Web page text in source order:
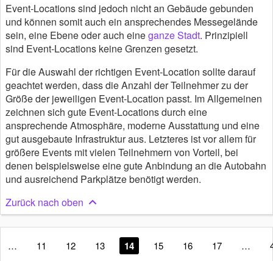
Event-Locations sind jedoch nicht an Gebäude gebunden
und können somit auch ein ansprechendes Messegelände
sein, eine Ebene oder auch eineganze Stadt. Prinzipiell
sind Event-Locations keine Grenzen gesetzt.
Für die Auswahl der richtigen Event-Location sollte darauf
geachtet werden, dass die Anzahl der Teilnehmer zu der
Größe der jeweiligen Event-Location passt. Im Allgemeinen
zeichnen sich gute Event-Locations durch eine
ansprechende Atmosphäre, moderne Ausstattung und eine
gut ausgebaute Infrastruktur aus. Letzteres ist vor allem für
größere Events mit vielen Teilnehmern von Vorteil, bei
denen beispielsweise eine gute Anbindung an die Autobahn
und ausreichend Parkplätze benötigt werden.
Zurück nach oben
… 11 12 13 14 15 16 17 …